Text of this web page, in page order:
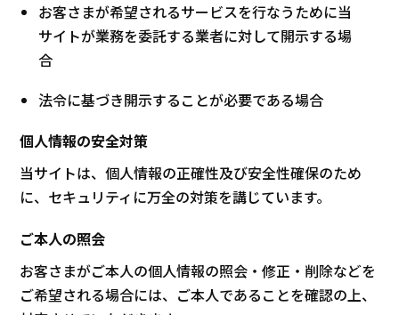
お客さまが希望されるサービスを行なうために当
サイトが業務を委託する業者に対して開示する場
合
法令に基づき開示することが必要である場合
個人情報の安全対策
当サイトは、個人情報の正確性及び安全性確保のため
に、セキュリティに万全の対策を講じています。
ご本人の照会
お客さまがご本人の個人情報の照会・修正・削除などを
ご希望される場合には、ご本人であることを確認の上、